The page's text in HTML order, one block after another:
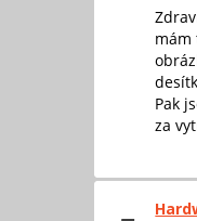
mám
Pak
za